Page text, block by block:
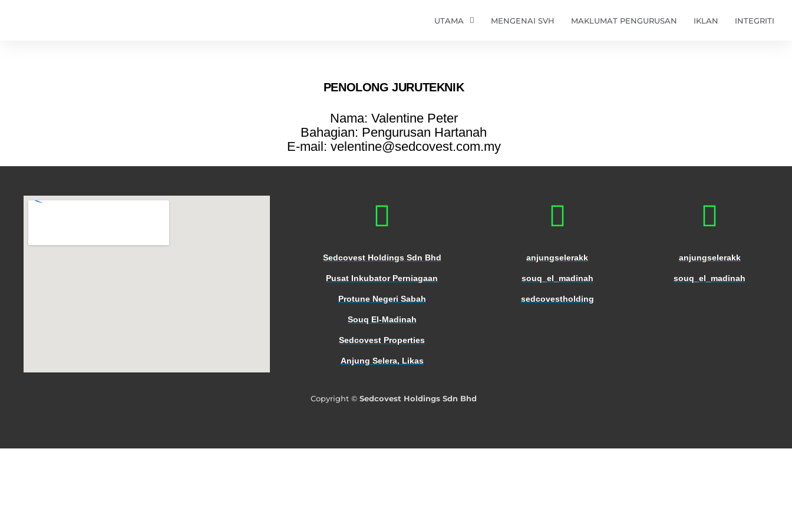
UTAMA MENGENAI SVH MAKLUMAT PENGURUSAN IKLAN INTEGRITI
PENOLONG JURUTEKNIK
Nama: Valentine Peter
Bahagian: Pengurusan Hartanah
E-mail: velentine@sedcovest.com.my
Sedcovest Holdings Sdn Bhd
Pusat Inkubator Perniagaan
Protune Negeri Sabah
Souq El-Madinah
Sedcovest Properties
Anjung Selera, Likas
anjungselerakk
souq_el_madinah
sedcovestholding
anjungselerakk
souq_el_madinah
Copyright © Sedcovest Holdings Sdn Bhd